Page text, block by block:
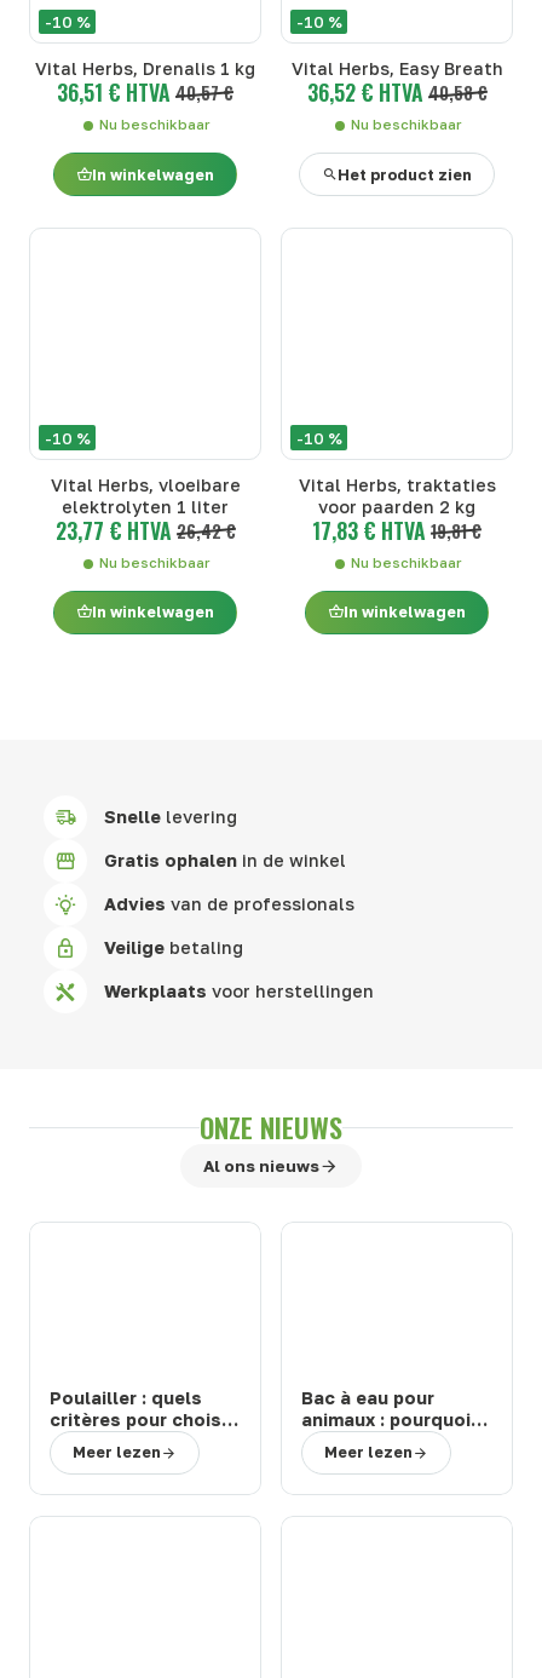
-10 %
Vital Herbs, Drenalis 1 kg
36,51 € HTVA 40,57 €
Nu beschikbaar
In winkelwagen
-10 %
Vital Herbs, Easy Breath
36,52 € HTVA 40,58 €
Nu beschikbaar
Het product zien
-10 %
Vital Herbs, vloeibare
elektrolyten 1 liter
23,77 € HTVA 26,42 €
Nu beschikbaar
In winkelwagen
-10 %
Vital Herbs, traktaties
voor paarden 2 kg
17,83 € HTVA 19,81 €
Nu beschikbaar
In winkelwagen
Snelle levering
Gratis ophalen in de winkel
Advies van de professionals
Veilige betaling
Werkplaats voor herstellingen
ONZE NIEUWS
Al ons nieuws
Poulailler : quels
critères pour choisir
un modèle durable
et facile à entretenir
Meer lezen
Bac à eau pour
animaux : pourquoi
choisir un abreuvoir
de la marque Suevia
Meer lezen